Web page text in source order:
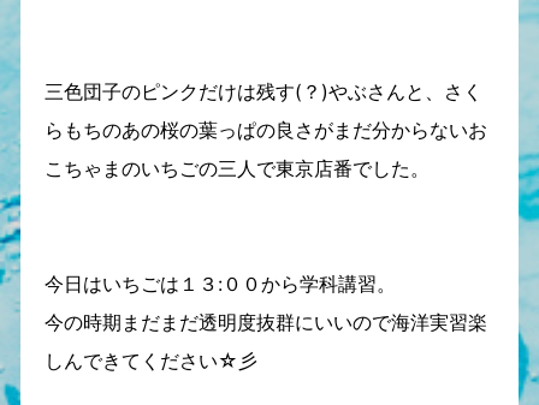
三色団子のピンクだけは残す(？)やぶさんと、さく
らもちのあの桜の葉っぱの良さがまだ分からないお
こちゃまのいちごの三人で東京店番でした。
今日はいちごは１３:００から学科講習。
今の時期まだまだ透明度抜群にいいので海洋実習楽
しんできてください☆彡